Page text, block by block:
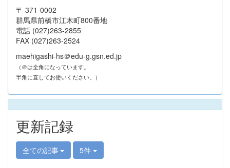
〒 371-0002
群馬県前橋市江木町800番地
電話 (027)263-2855
FAX (027)263-2524
maehigashi-hs＠edu-g.gsn.ed.jp
（＠は全角になっています。
半角に直してお使いください。）
更新記録
全ての記事 5件